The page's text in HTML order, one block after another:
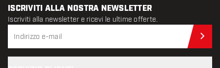
ISCRIVITI ALLA NOSTRA NEWSLETTER
Iscriviti alla newsletter e ricevi le ultime offerte.